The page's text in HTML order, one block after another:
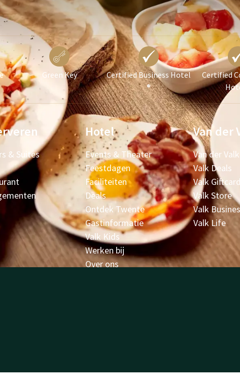
Green Key
Certified Business Hotel
®
Certified
& Suites
Hotel
Events & Theater
Feestdagen
Faciliteiten
Deals
Ontdek Twente
Gastinformatie
Valk Kids
Werken bij
Over ons
Van der
Van der Valk
Valk Deals
Valk Giftcard
Valk Store
Valk
Valk Life